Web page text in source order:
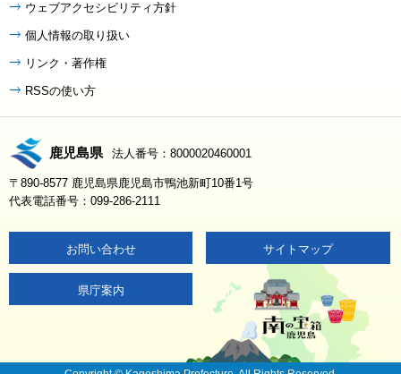
ウェブアクセシビリティ方針
個人情報の取り扱い
リンク・著作権
RSSの使い方
鹿児島県 法人番号：8000020460001
〒890-8577 鹿児島県鹿児島市鴨池新町10番1号
代表電話番号：099-286-2111
お問い合わせ サイトマップ
県庁案内